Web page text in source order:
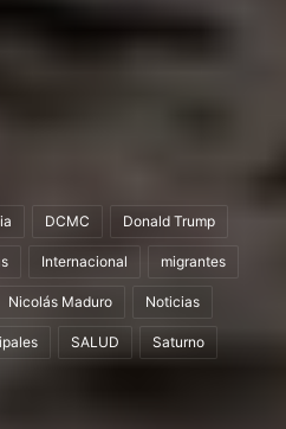
DCMC Donald Trump
Internacional migrantes
Nicolás Maduro Noticias
SALUD Saturno